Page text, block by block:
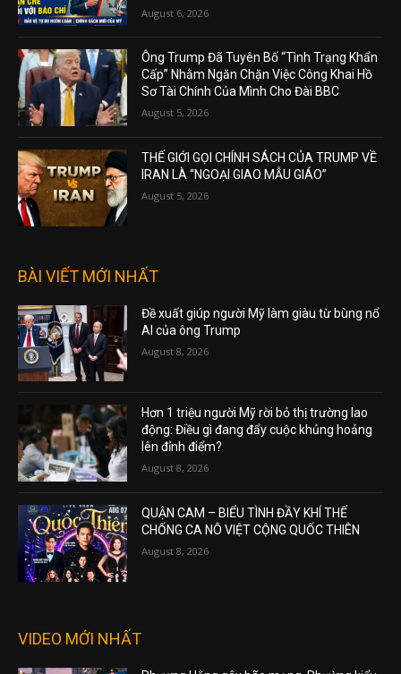
August 6, 2026
Ông Trump Đã Tuyên Bố “Tình Trạng Khẩn
Cấp” Nhằm Ngăn Chặn Việc Công Khai Hồ
Sơ Tài Chính Của Mình Cho Đài BBC
August 5, 2026
THẾ GIỚI GỌI CHÍNH SÁCH CỦA TRUMP VỀ
IRAN LÀ “NGOẠI GIAO MẪU GIÁO”
August 5, 2026
BÀI VIẾT MỚI NHẤT
Đề xuất giúp người Mỹ làm giàu từ bùng nổ
AI của ông Trump
August 8, 2026
Hơn 1 triệu người Mỹ rời bỏ thị trường lao
động: Điều gì đang đẩy cuộc khủng hoảng
lên đỉnh điểm?
August 8, 2026
QUẬN CAM – BIỂU TÌNH ĐẦY KHÍ THẾ
CHỐNG CA NÔ VIỆT CỘNG QUỐC THIÊN
August 8, 2026
VIDEO MỚI NHẤT